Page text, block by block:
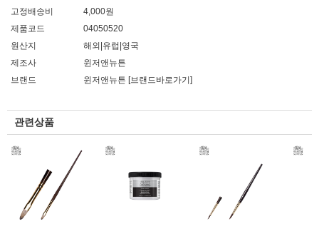
고정배송비
4,000원
제품코드
04050520
원산지
해외|유럽|영국
제조사
윈저앤뉴튼
브랜드
윈저앤뉴튼 [브랜드바로가기]
관련상품